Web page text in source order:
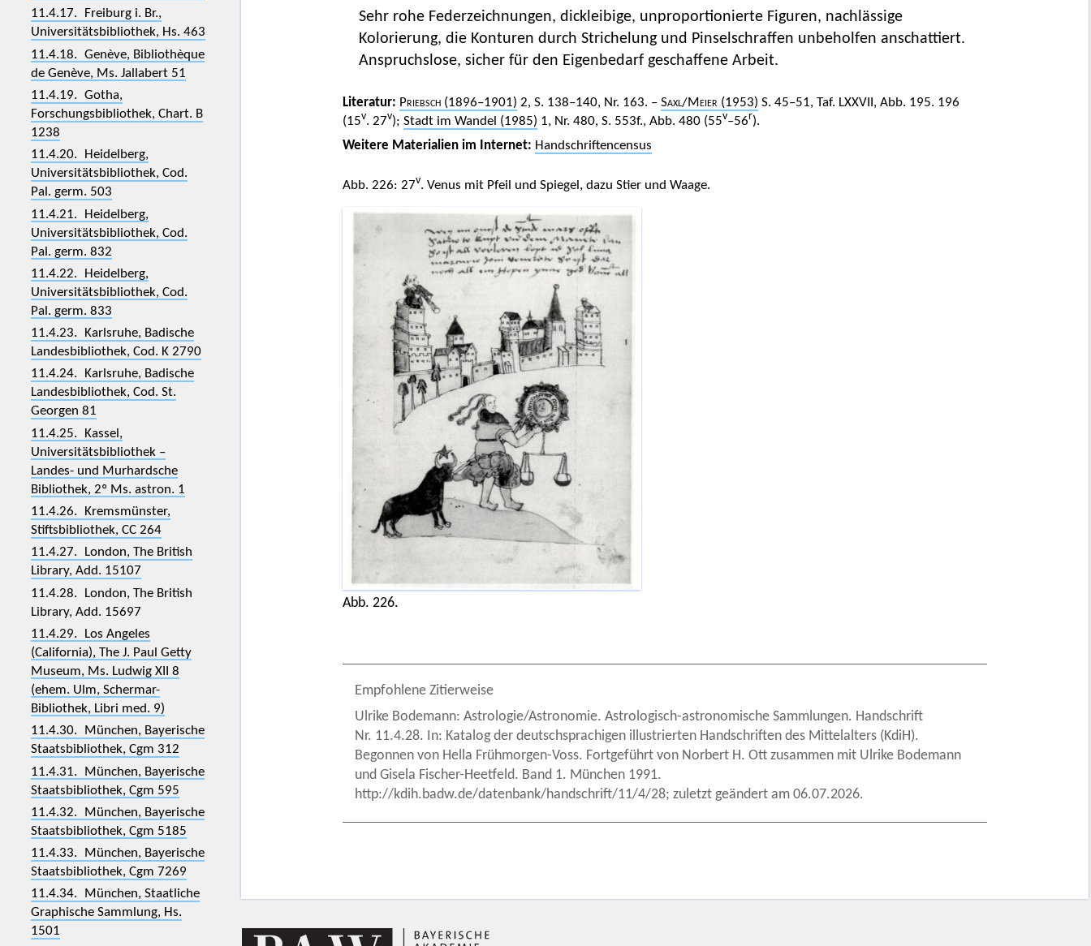
11.4.17. Freiburg i. Br.,
Universitätsbibliothek, Hs. 463
11.4.18. Genève, Bibliothèque
de Genève, Ms. Jallabert 51
11.4.19. Gotha,
Forschungsbibliothek, Chart. B
1238
11.4.20. Heidelberg,
Universitätsbibliothek, Cod.
Pal. germ. 503
11.4.21. Heidelberg,
Universitätsbibliothek, Cod.
Pal. germ. 832
11.4.22. Heidelberg,
Universitätsbibliothek, Cod.
Pal. germ. 833
11.4.23. Karlsruhe, Badische
Landesbibliothek, Cod. K 2790
11.4.24. Karlsruhe, Badische
Landesbibliothek, Cod. St.
Georgen 81
11.4.25. Kassel,
Universitätsbibliothek –
Landes- und Murhardsche
Bibliothek, 2º Ms. astron. 1
11.4.26. Kremsmünster,
Stiftsbibliothek, CC 264
11.4.27. London, The British
Library, Add. 15107
11.4.28. London, The British
Library, Add. 15697
11.4.29. Los Angeles
(California), The J. Paul Getty
Museum, Ms. Ludwig XII 8
(ehem. Ulm, Schermar-
Bibliothek, Libri med. 9)
11.4.30. München, Bayerische
Staatsbibliothek, Cgm 312
11.4.31. München, Bayerische
Staatsbibliothek, Cgm 595
11.4.32. München, Bayerische
Staatsbibliothek, Cgm 5185
11.4.33. München, Bayerische
Staatsbibliothek, Cgm 7269
11.4.34. München, Staatliche
Graphische Sammlung, Hs.
1501
Sehr rohe Federzeichnungen, dickleibige, unproportionierte Figuren, nachlässige
Kolorierung, die Konturen durch Strichelung und Pinselschraffen unbeholfen anschattiert.
Anspruchslose, sicher für den Eigenbedarf geschaffene Arbeit.
Literatur: Priebsch(1896–1901) 2, S. 138–140, Nr. 163. – Saxl/Meier (1953) S. 45–51, Taf. LXXVII, Abb. 195. 196
(15v. 27v); Stadt im Wandel (1985) 1, Nr. 480, S. 553f., Abb. 480 (55v–56r).
Weitere Materialien im Internet: Handschriftencensus
Abb. 226: 27v. Venus mit Pfeil und Spiegel, dazu Stier und Waage.
Abb. 226.
Empfohlene Zitierweise
Ulrike Bodemann: Astrologie/Astronomie. Astrologisch-astronomische Sammlungen. Handschrift
Nr. 11.4.28. In: Katalog der deutschsprachigen illustrierten Handschriften des Mittelalters (KdiH).
Begonnen von Hella Frühmorgen-Voss. Fortgeführt von Norbert H. Ott zusammen mit Ulrike Bodemann
und Gisela Fischer-Heetfeld. Band 1. München 1991.
http://kdih.badw.de/datenbank/handschrift/11/4/28; zuletzt geändert am 06.07.2026.